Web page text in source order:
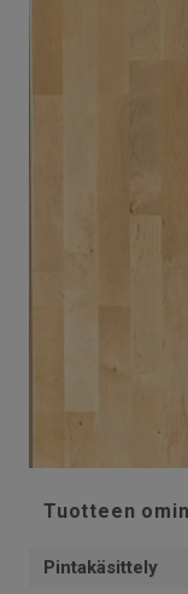
Tuotteen
Pintakäsittely